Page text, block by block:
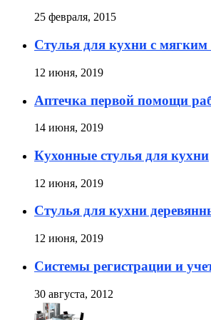
25 февраля, 2015
Стулья для кухни с мягким
12 июня, 2019
Аптечка первой помощи
14 июня, 2019
Кухонные стулья для кухни
12 июня, 2019
Стулья для кухни
12 июня, 2019
Cистемы регистрации и
30 августа, 2012